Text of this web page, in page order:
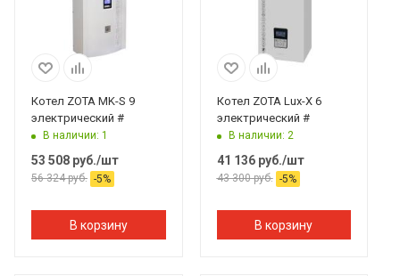
Котел ZOTA MK-S 9
электрический #
В наличии: 1
53 508 руб./шт
56 324руб. -5%
В корзину
Котел ZOTA Lux-Х 6
электрический #
В наличии: 2
41 136руб./шт
43 300руб. -5%
В корзину